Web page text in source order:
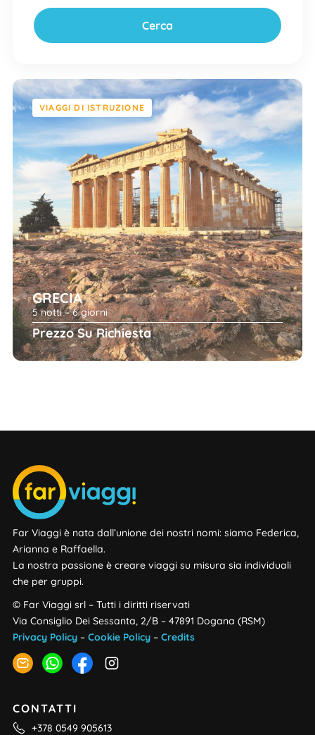
VIAGGI DI ISTRUZIONE
GRECIA
5 notti – 6 giorni
Prezzo Su Richiesta
Far Viaggi è nata dall’unione dei nostri nomi: siamo Federica,
Arianna e Raffaella.
La nostra passione è creare viaggi su misura sia individuali
che per gruppi.
© Far Viaggi srl – Tutti i diritti riservati
Via Consiglio Dei Sessanta, 2/B – 47891 Dogana (RSM)
Privacy Policy– Cookie Policy – Credits
CONTATTI
+378 0549 905613